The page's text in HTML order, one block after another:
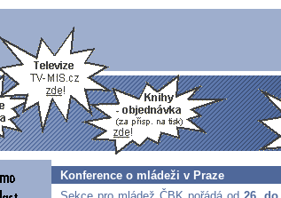
Konference o mládeži v Praze